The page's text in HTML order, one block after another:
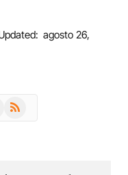
agosto 26,
RSS